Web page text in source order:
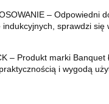
– Odpowiedni
sprawdzi się
– Produkt marki Banquet
i wygodą